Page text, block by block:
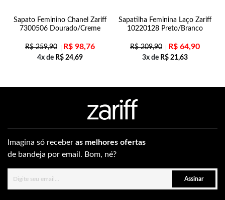
Sapato Feminino Chanel Zariff
7300506 Dourado/Creme
R$259,90 R$ 98,76
4x de R$ 24,69
Sapatilha Feminina Laço Zariff
10220128 Preto/Branco
R$209,90 R$ 64,90
3x de R$ 21,63
Imagina só receber as melhores ofertas
de bandeja por email. Bom, né?
Assinar